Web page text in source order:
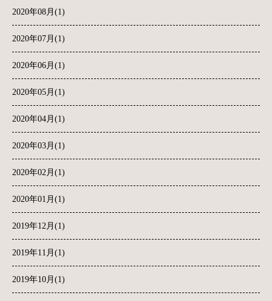
2020年08月(1)
2020年07月(1)
2020年06月(1)
2020年05月(1)
2020年04月(1)
2020年03月(1)
2020年02月(1)
2020年01月(1)
2019年12月(1)
2019年11月(1)
2019年10月(1)